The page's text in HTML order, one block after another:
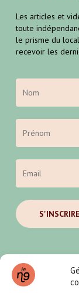
Les articles et
toute
le prisme du
recevoir les